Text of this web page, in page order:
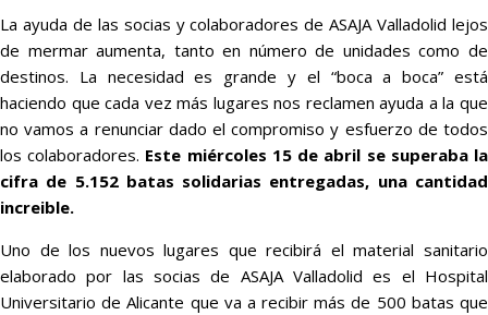
La ayuda de las socias y colaboradores de ASAJA Valladolid lejos
de mermar aumenta, tanto en número de unidades como de
destinos. La necesidad es grande y el “boca a boca” está
haciendo que cada vez más lugares nos reclamen ayuda a la que
no vamos a renunciar dado el compromiso y esfuerzo de todos
los colaboradores. Este miércoles 15 de abril se superaba la
cifra de 5.152 batas solidarias entregadas, una cantidad
increible.
Uno de los nuevos lugares que recibirá el material sanitario
elaborado por las socias de ASAJA Valladolid es el Hospital
Universitario de Alicante que va a recibir más de 500 batas que